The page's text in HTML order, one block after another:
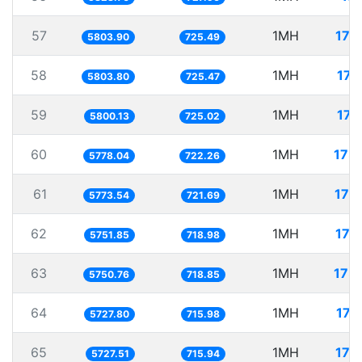
57 5803.90 725.49 1MH
58 5803.80 725.47 1MH
59 5800.13 725.02 1MH
60 5778.04 722.26 1MH
61 5773.54 721.69 1MH
62 5751.85 718.98 1MH
63 5750.76 718.85 1MH
64 5727.80 715.98 1MH
65 5727.51 715.94 1MH